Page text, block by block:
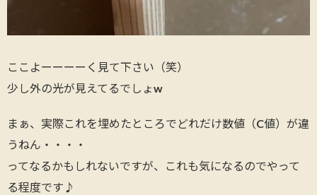
ここよーーーーく見て下さい（笑）
少し外の光が見えてるでしょw
まぁ、実際これを埋めたところでどれだけ数値（C値）が違
うねん・・・・
ってなるかもしれないですが、これも気になるのでやって
る程度です♪